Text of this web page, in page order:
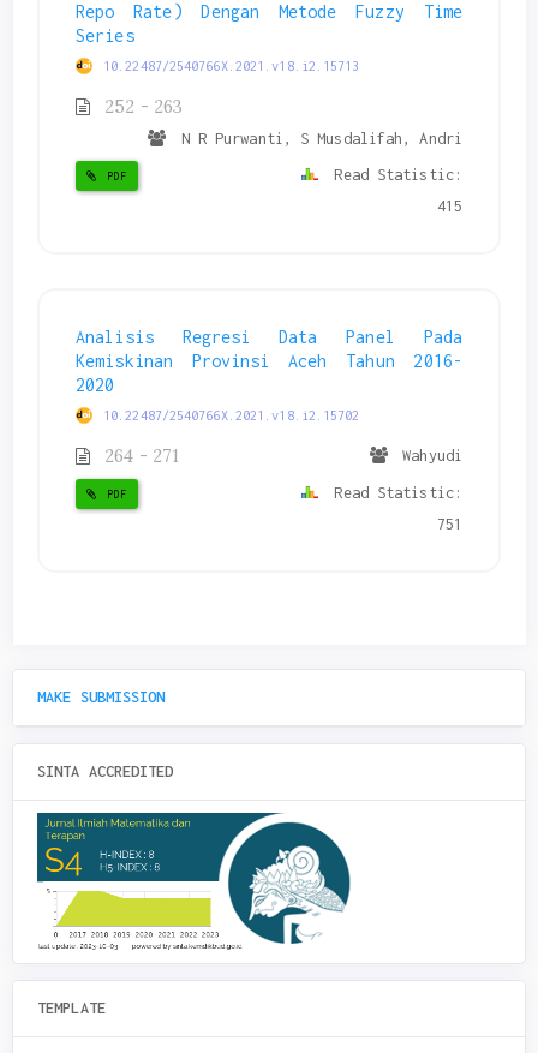
Repo Rate) Dengan Metode Fuzzy Time
Series
10.22487/2540766X.2021.v18.i2.15713
252 - 263
N R Purwanti, S Musdalifah, Andri
PDF
Read Statistic:
415
Analisis Regresi Data Panel Pada
Kemiskinan Provinsi Aceh Tahun 2016-
2020
10.22487/2540766X.2021.v18.i2.15702
264 - 271 Wahyudi
PDF
Read Statistic:
751
MAKE SUBMISSION
SINTA ACCREDITED
TEMPLATE